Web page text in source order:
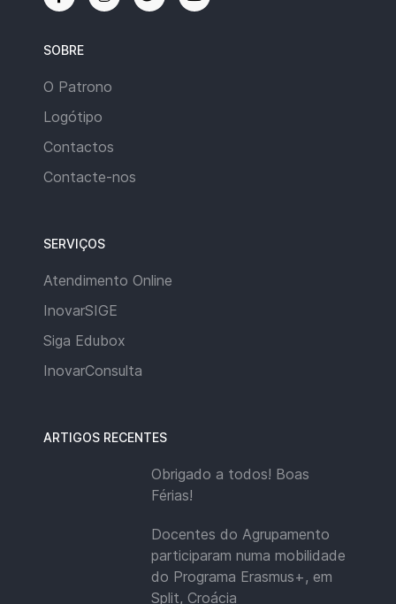
SOBRE
O Patrono
Logótipo
Contactos
Contacte-nos
SERVIÇOS
Atendimento Online
InovarSIGE
Siga Edubox
InovarConsulta
ARTIGOS RECENTES
Obrigado a todos! Boas
Férias!
Docentes do Agrupamento
participaram numa mobilidade
do Programa Erasmus+, em
Split, Croácia